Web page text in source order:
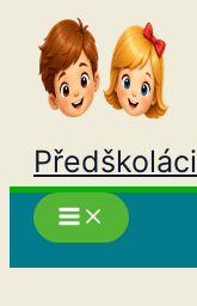
Přeskočit
obsah
Předškoláci